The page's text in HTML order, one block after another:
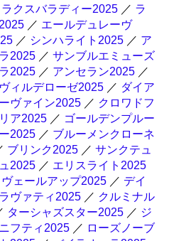
ラクスバラディー2025 ／ ラ
／ エールデュレーヴ
／ シンハライト2025 ／ ア
2025 ／ サンブルエミューズ
2025 ／ アンセラン2025 ／
ヴィルデローゼ2025 ／ ダイア
ヴァイン2025 ／ クロワドフ
ア2025 ／ ゴールデンプルー
2025 ／ ブルーメンクローネ
ブリンク2025 ／ サンクテュ
2025 ／ エリスライト2025
ヴェールアップ2025 ／ デイ
ヴァティ2025 ／ クルミナル
ターシャズスター2025 ／ ジ
フティ2025 ／ ローズノーブ